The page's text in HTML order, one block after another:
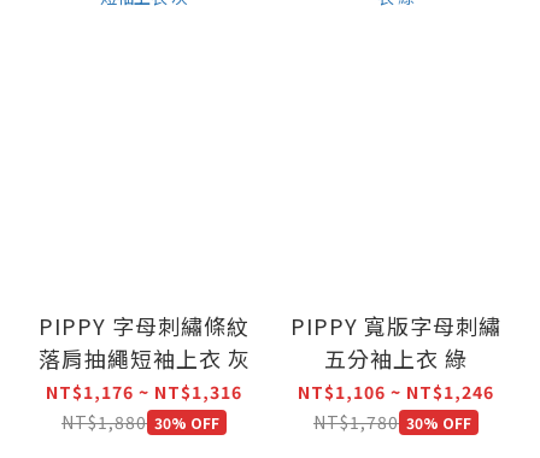
PIPPY 字母刺繡條紋
落肩抽繩短袖上衣 灰
NT$1,176 ~ NT$1,316
NT$1,880 30% OFF
PIPPY 寬版字母刺繡
五分袖上衣 綠
NT$1,106 ~ NT$1,246
NT$1,780 30% OFF